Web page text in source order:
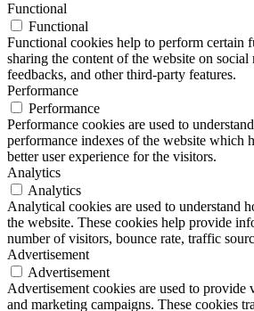
Functional
Functional
Functional cookies help to perform certain
sharing the content of the website on
feedbacks, and other third-party features.
Performance
Performance
Performance cookies are used to
performance indexes of the website which
better user experience for the visitors.
Analytics
Analytics
Analytical cookies are used to understand
the website. These cookies help provide
number of visitors, bounce rate, traffic
Advertisement
Advertisement
Advertisement cookies are used to provide
and marketing campaigns. These cookies